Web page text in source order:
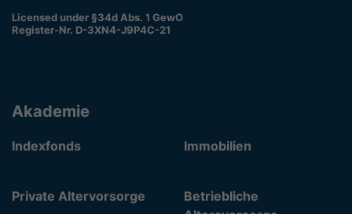
Licensed under §34d Abs. 1 GewO
Register-Nr. D-3XN4-J9P4C-21
Akademie
Indexfonds Immobilien
Private Altervorsorge
Betriebliche